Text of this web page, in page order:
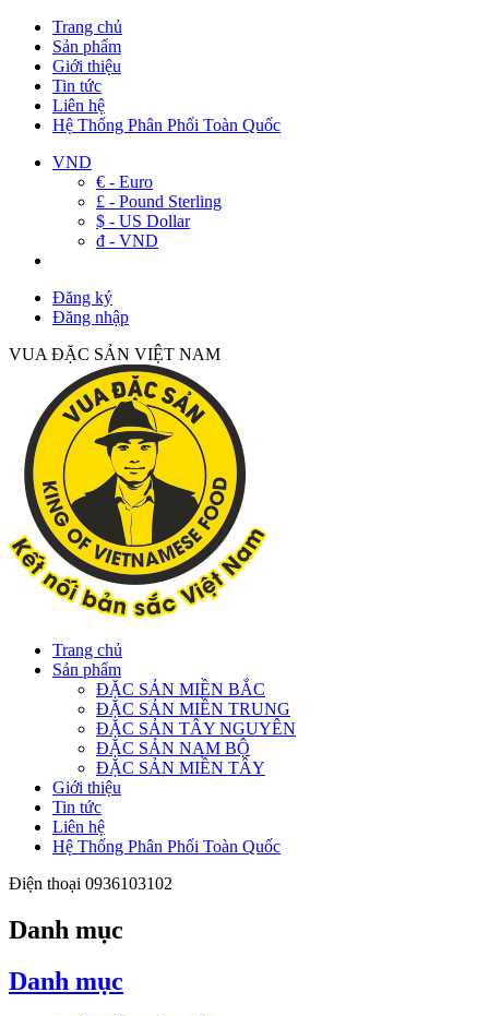
Trang chủ
Sản phẩm
Giới thiệu
Tin tức
Liên hệ
Hệ Thống Phân Phối Toàn Quốc
VND
€ - Euro
£ - Pound Sterling
$ - US Dollar
đ - VND
Đăng ký
Đăng nhập
VUA ĐẶC SẢN VIỆT NAM
Trang chủ
Sản phẩm
ĐẶC SẢN MIỀN BẮC
ĐẶC SẢN MIỀN TRUNG
ĐẶC SẢN TÂY NGUYÊN
ĐẶC SẢN NAM BỘ
ĐẶC SẢN MIỀN TÂY
Giới thiệu
Tin tức
Liên hệ
Hệ Thống Phân Phối Toàn Quốc
Điện thoại 0936103102
Danh mục
Danh mục